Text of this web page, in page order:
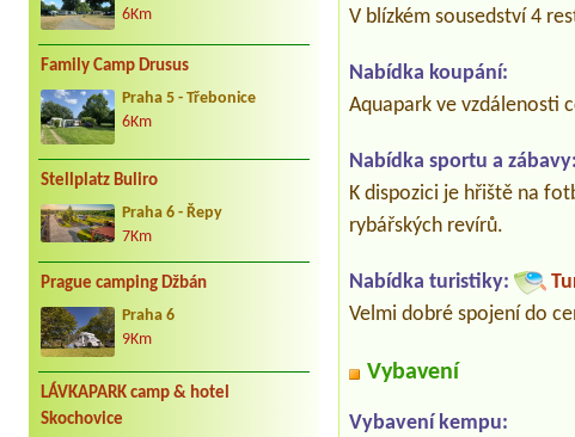
6Km
Family Camp Drusus
Praha 5 - Třebonice
6Km
Stellplatz Buliro
Praha 6 - Řepy
7Km
Prague camping Džbán
Praha 6
9Km
LÁVKAPARK camp & hotel
Skochovice
V blízkém sousedství 4
Nabídka koupání:
Aquapark ve vzdálenosti
Nabídka sportu a zábavy:
K dispozici je hřiště na
rybářských revírů.
Nabídka turistiky:
Velmi dobré spojení do
Vybavení
Vybavení kempu: